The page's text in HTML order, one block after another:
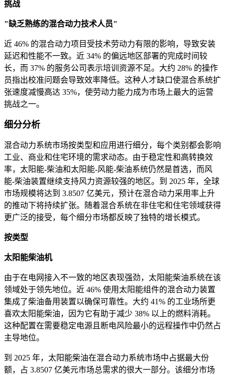
挑战
"缺乏熟练的混合动力技术人员"
近 46% 的混合动力项目受技术劳动力有限的影响，导致安装
延迟和性能不一致。近 34% 的偏远地区部署的完成时间较
长，而 37% 的服务公司表示培训资源不足。大约 28% 的操作
员指出校准问题会导致效率降低。这种人才缺口使混合系统扩
张速度减慢高达 35%，使劳动力能力成为市场上最大的运营
挑战之一。
细分分析
混合动力系统市场按类型和应用进行细分，每个类别都会影响
工业、商业和住宅环境的需求动态。由于稳定性和高转换效
率，太阳能-柴油和太阳能-风能-柴油系统仍然是首选，而风
能-柴油装置继续支持风力资源较强的地区。到 2025 年，全球
市场规模将达到 3.8507 亿美元，预计在混合动力采用率上升
的推动下将持续扩张。随着混合系统在非住宅和住宅领域获得
更广泛的接受，每个细分市场都反映了独特的增长模式。
按类型
太阳能柴油机
由于在电网接入不一致的地区表现强劲，太阳能柴油系统在该
领域处于领先地位。近 46% 使用太阳能组件的混合动力装置
集成了柴油备用装置以确保可靠性。大约 41% 的工业场所更
喜欢太阳能柴油，因为它有助于减少 38% 以上的燃料消耗。
这种配置在需要稳定电源且断电风险最小的远程操作中仍然占
主导地位。
到 2025 年，太阳能柴油在混合动力系统市场中占据最大份
额，占 3.8507 亿美元市场总需求的很大一部分。该细分市场